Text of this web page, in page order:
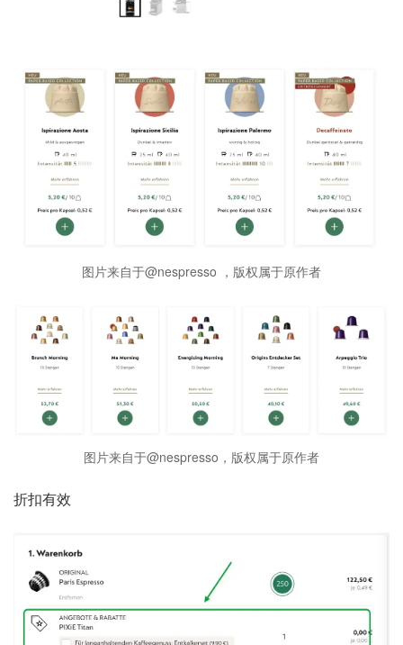
图片来自于@nespresso ，版权属于原作者
图片来自于@nespresso，版权属于原作者
折扣有效